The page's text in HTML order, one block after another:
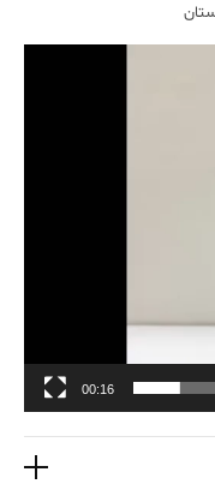
00:16